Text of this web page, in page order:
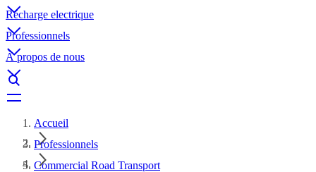
Récharge electrique
Professionnels
À propos de nous
Accueil
Professionnels
Commercial Road Transport